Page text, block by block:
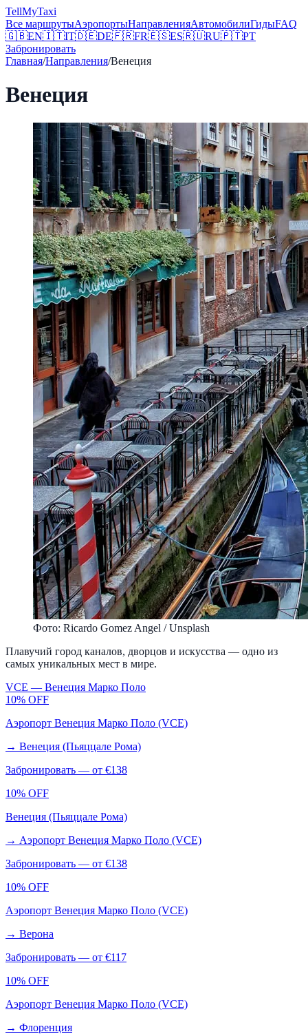
TellMyTaxi
Все маршрутыАэропортыНаправленияАвтомобилиГидыFAQ
🇬🇧EN🇮🇹IT🇩🇪DE🇫🇷FR🇪🇸ES🇷🇺RU🇵🇹PT
Забронировать
Главная/Направления/Венеция
Венеция
Фото: Ricardo Gomez Angel / Unsplash
Плавучий город каналов, дворцов и искусства — одно из
самых уникальных мест в мире.
VCE — Венеция Марко Поло
10% OFF
Аэропорт Венеция Марко Поло (VCE)
→ Венеция (Пьяццале Рома)
Забронировать — от €138
10% OFF
Венеция (Пьяццале Рома)
→ Аэропорт Венеция Марко Поло (VCE)
Забронировать — от €138
10% OFF
Аэропорт Венеция Марко Поло (VCE)
→ Верона
Забронировать — от €117
10% OFF
Аэропорт Венеция Марко Поло (VCE)
→ Флоренция